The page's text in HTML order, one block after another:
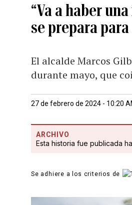
“Va a haber
se prepara
El alcalde Marcos
durante mayo, que
27 de febrero de 2024 - 10:20
ARCHIVO
Esta historia fue publicada
Se adhiere a los criterios de